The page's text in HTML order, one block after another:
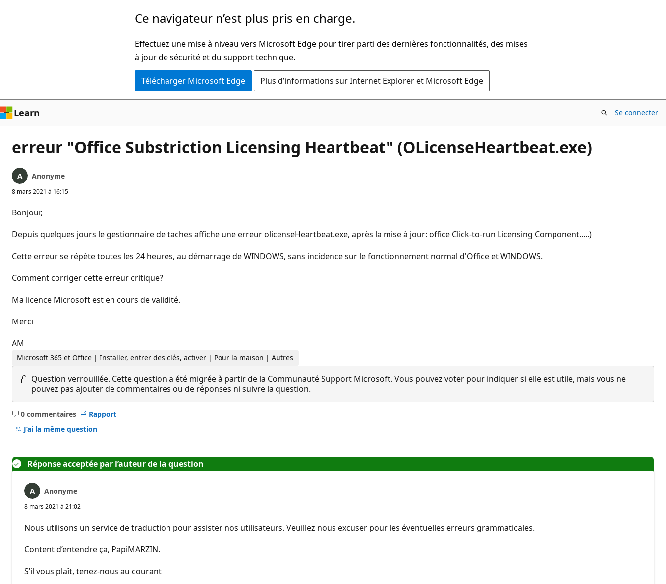
Ce navigateur n’est plus pris en charge.
Effectuez une mise à niveau vers Microsoft Edge pour tirer parti des dernières fonctionnalités, des mises
à jour de sécurité et du support technique.
Télécharger Microsoft Edge Plus d’informations sur Internet Explorer et Microsoft Edge
Learn Se connecter
erreur "Office Substriction Licensing Heartbeat" (OLicenseHeartbeat.exe)
Anonyme
8 mars 2021 à 16:15
Bonjour,
Depuis quelques jours le gestionnaire de taches affiche une erreur olicenseHeartbeat.exe, après la mise à jour: office Click-to-run Licensing Component.....)
Cette erreur se répète toutes les 24 heures, au démarrage de WINDOWS, sans incidence sur le fonctionnement normal d'Office et WINDOWS.
Comment corriger cette erreur critique?
Ma licence Microsoft est en cours de validité.
Merci
AM
Microsoft 365 et Office | Installer, entrer des clés, activer | Pour la maison | Autres
Question verrouillée. Cette question a été migrée à partir de la Communauté Support Microsoft. Vous pouvez voter pour indiquer si elle est utile, mais vous ne
pouvez pas ajouter de commentaires ou de réponses ni suivre la question.
0 commentaires
Aucun
commentaire
Rapport
J’ai la même question
Réponse acceptée par l’auteur de la question
Anonyme
8 mars 2021 à 21:02
Nous utilisons un service de traduction pour assister nos utilisateurs. Veuillez nous excuser pour les éventuelles erreurs grammaticales.
Content d’entendre ça, PapiMARZIN.
S’il vous plaît, tenez-nous au courant